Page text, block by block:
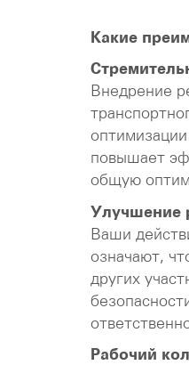
Какие
Внедрение
повышает
общую
Улучшение
Ваши
означают,
других
Рабочий